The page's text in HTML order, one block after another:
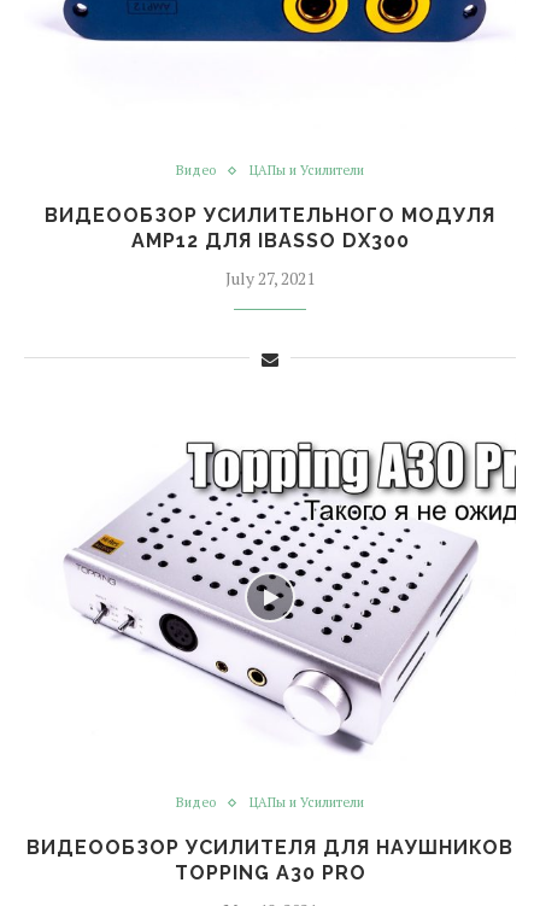
Видео ЦАПы и Усилители
ВИДЕООБЗОР УСИЛИТЕЛЬНОГО МОДУЛЯ
AMP12 ДЛЯ IBASSO DX300
July 27, 2021
Видео ЦАПы и Усилители
ВИДЕООБЗОР УСИЛИТЕЛЯ ДЛЯ НАУШНИКОВ
TOPPING A30 PRO